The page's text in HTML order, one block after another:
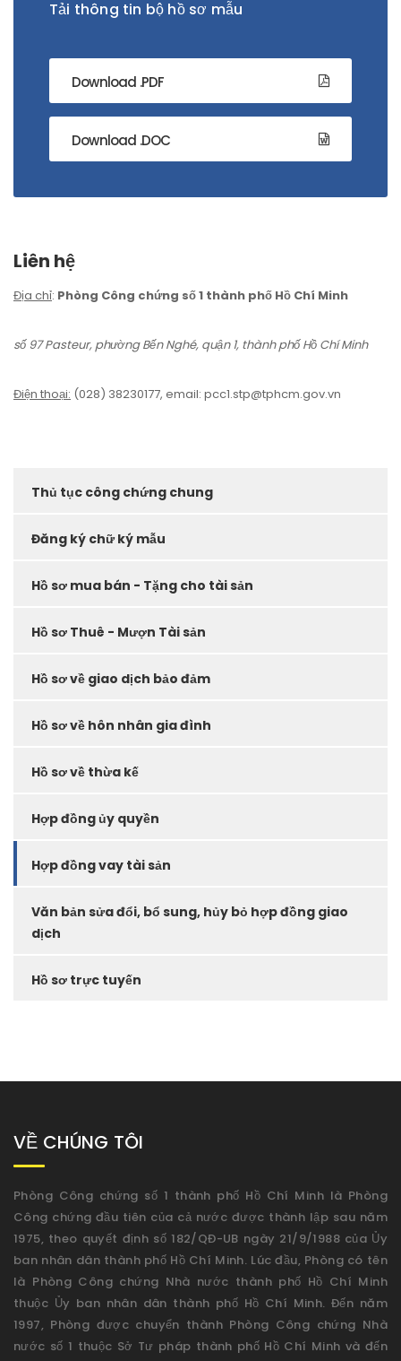
Tải thông tin bộ hồ sơ mẫu
Download .PDF
Download .DOC
Liên hệ
Địa chỉ: Phòng Công chứng số 1 thành phố Hồ Chí Minh
số 97 Pasteur, phường Bến Nghé, quận 1, thành phố Hồ Chí Minh
Điện thoại: (028) 38230177, email: pcc1.stp@tphcm.gov.vn
Thủ tục công chứng chung
Đăng ký chữ ký mẫu
Hồ sơ mua bán - Tặng cho tài sản
Hồ sơ Thuê - Mượn Tài sản
Hồ sơ về giao dịch bảo đảm
Hồ sơ về hôn nhân gia đình
Hồ sơ về thừa kế
Hợp đồng ủy quyền
Hợp đồng vay tài sản
Văn bản sửa đổi, bổ sung, hủy bỏ hợp đồng giao
dịch
Hồ sơ trực tuyến
VỀ CHÚNG TÔI
Phòng Công chứng số 1 thành phố Hồ Chí Minh là Phòng
Công chứng đầu tiên của cả nước được thành lập sau năm
1975, theo quyết định số 182/QĐ-UB ngày 21/9/1988 của Ủy
ban nhân dân thành phố Hồ Chí Minh. Lúc đầu, Phòng có tên
là Phòng Công chứng Nhà nước thành phố Hồ Chí Minh
thuộc Ủy ban nhân dân thành phố Hồ Chí Minh. Đến năm
1997, Phòng được chuyển thành Phòng Công chứng Nhà
nước số 1 thuộc Sở Tư pháp thành phố Hồ Chí Minh và đến